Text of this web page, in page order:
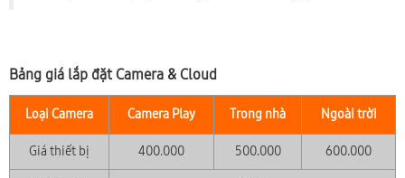
Bảng giá lắp đặt Camera & Cloud
Loại Camera Camera Play Trong nhà Ngoài trời
Giá thiết bị 400.000 500.000 600.000